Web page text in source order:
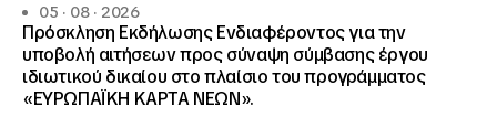
05 · 08 · 2026
Πρόσκληση Εκδήλωσης Ενδιαφέροντος για την
υποβολή αιτήσεων προς σύναψη σύμβασης έργου
ιδιωτικού δικαίου στο πλαίσιο του προγράμματος
«ΕΥΡΩΠΑΪΚΗ ΚΑΡΤΑ ΝΕΩΝ».